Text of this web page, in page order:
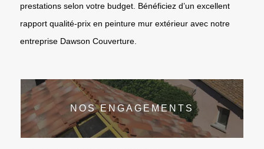
prestations selon votre budget. Bénéficiez d’un excellent
rapport qualité-prix en peinture mur extérieur avec notre
entreprise Dawson Couverture.
NOS ENGAGEMENTS